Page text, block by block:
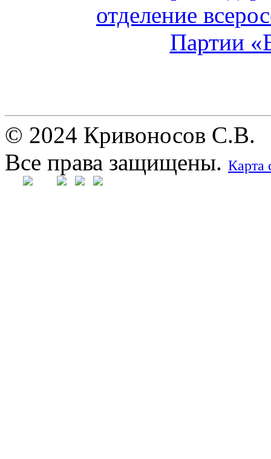
© 2024 Кривоносов С.В.
Все права защищены. Карта